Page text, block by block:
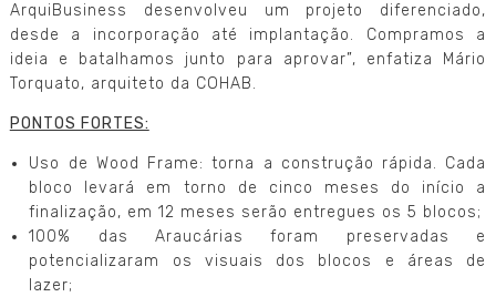
ArquiBusiness desenvolveu um projeto diferenciado,
desde a incorporação até implantação. Compramos a
ideia e batalhamos junto para aprovar”, enfatiza Mário
Torquato, arquiteto da COHAB.
PONTOS FORTES:
Uso de Wood Frame: torna a construção rápida. Cada
bloco levará em torno de cinco meses do início a
finalização, em 12 meses serão entregues os 5 blocos;
100% das Araucárias foram preservadas e
potencializaram os visuais dos blocos e áreas de
lazer;